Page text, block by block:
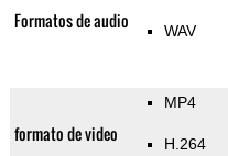
Formatos de audio WAV
formato de video
MP4
H.264